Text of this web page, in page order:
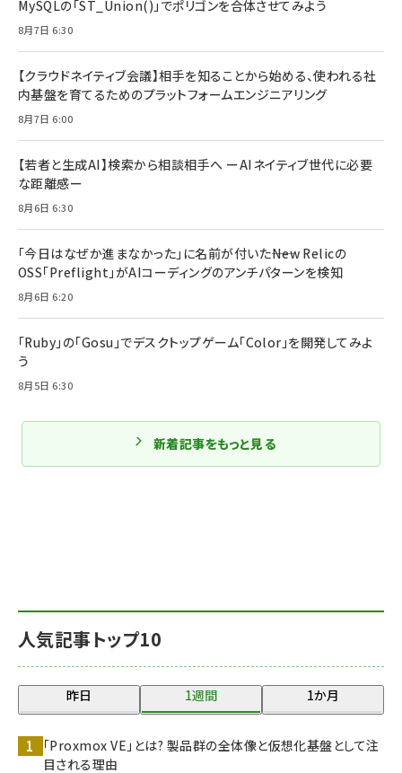
人気記事トップ10
昨日 1週間 1か月
「Proxmox VE」とは? 製品群の全体像と仮想化基盤として注
目される理由
MySQLの「ST_Union()」でポリゴンを合体させてみよう
8月7日 6:30
【クラウドネイティブ会議】相手を知ることから始める、使われる社
内基盤を育てるためのプラットフォームエンジニアリング
8月7日 6:00
【若者と生成AI】検索から相談相手へ ーAIネイティブ世代に必要
な距離感ー
8月6日 6:30
「今日はなぜか進まなかった」に名前が付いた――New Relicの
OSS「Preflight」がAIコーディングのアンチパターンを検知
8月6日 6:20
「Ruby」の「Gosu」でデスクトップゲーム「Color」を開発してみよ
う
8月5日 6:30
新着記事をもっと見る